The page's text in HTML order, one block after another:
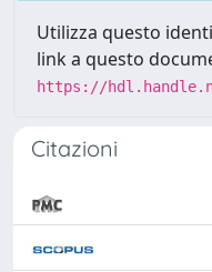
Utilizza questo
link a questo
https://
Citazioni